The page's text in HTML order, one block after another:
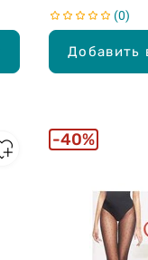
Добавить
0
40%